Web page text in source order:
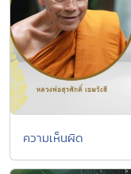
ความเห็นผิด